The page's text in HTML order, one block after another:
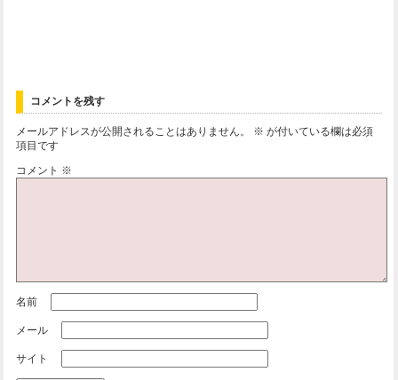
コメントを残す
メールアドレスが公開されることはありません。 ※ が付いている欄は必須
項目です
コメント ※
名前
メール
サイト